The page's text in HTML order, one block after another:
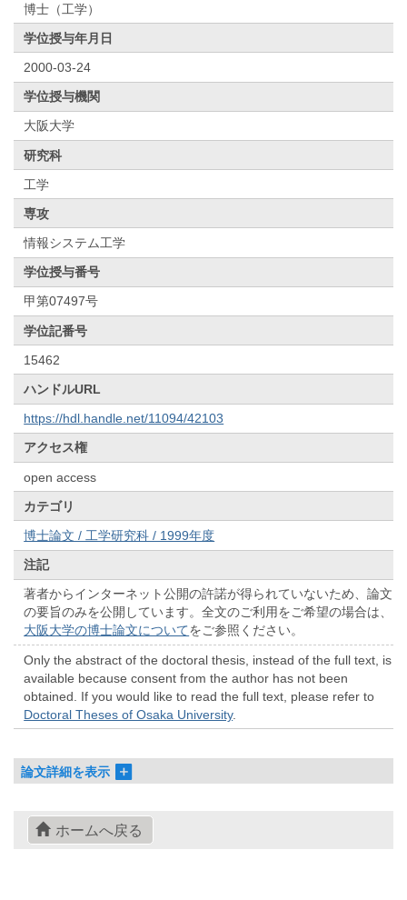
博士（工学）
学位授与年月日
2000-03-24
学位授与機関
大阪大学
研究科
工学
専攻
情報システム工学
学位授与番号
甲第07497号
学位記番号
15462
ハンドルURL
https://hdl.handle.net/11094/42103
アクセス権
open access
カテゴリ
博士論文 / 工学研究科 / 1999年度
注記
著者からインターネット公開の許諾が得られていないため、論文
の要旨のみを公開しています。全文のご利用をご希望の場合は、
大阪大学の博士論文についてをご参照ください。
Only the abstract of the doctoral thesis, instead of the full text, is
available because consent from the author has not been
obtained. If you would like to read the full text, please refer to
Doctoral Theses of Osaka University.
論文詳細を表示
ホームへ戻る